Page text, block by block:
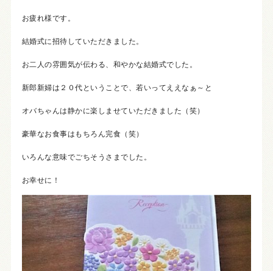
お疲れ様です。
結婚式に招待していただきました。
お二人の雰囲気が伝わる、和やかな結婚式でした。
新郎新婦は２０代ということで、若いってええなぁ～と
オバちゃんは静かに楽しませていただきました（笑）
豪華なお食事はもちろん完食（笑）
いろんな意味でごちそうさまでした。
お幸せに！